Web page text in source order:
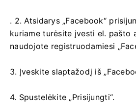
. 2. Atsidarys „Facebook“
kuriame turėsite įvesti el. pašto
naudojote registruodamiesi
3. Įveskite slaptažodį iš
4. Spustelėkite „Prisijungti“.